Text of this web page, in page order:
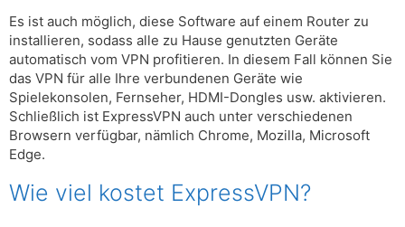
Es ist auch möglich, diese Software auf einem Router zu
installieren, sodass alle zu Hause genutzten Geräte
automatisch vom VPN profitieren. In diesem Fall können Sie
das VPN für alle Ihre verbundenen Geräte wie
Spielekonsolen, Fernseher, HDMI-Dongles usw. aktivieren.
Schließlich ist ExpressVPN auch unter verschiedenen
Browsern verfügbar, nämlich Chrome, Mozilla, Microsoft
Edge.
Wie viel kostet ExpressVPN?